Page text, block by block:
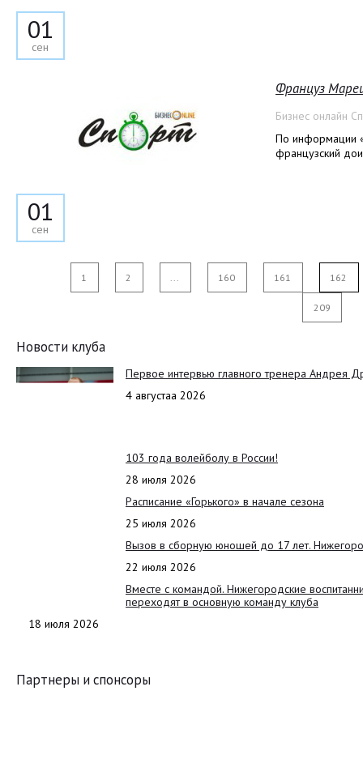
01
сен
01
сен
Француз
Бизнес онлайн
По информации
французский
1 2 ... 160 161 162
209
Новости клуба
Первое интервью главного тренера Андрея
4 августаа 2026
103 года волейболу в России!
28 июля 2026
Расписание «Горького» в начале сезона
25 июля 2026
Вызов в сборную юношей до 17 лет.
22 июля 2026
Вместе с командой. Нижегородские
переходят в основную команду клуба
18 июля 2026
Партнеры и спонсоры